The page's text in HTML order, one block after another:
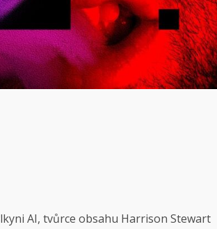
AI, tvůrce obsahu Harrison Stewart